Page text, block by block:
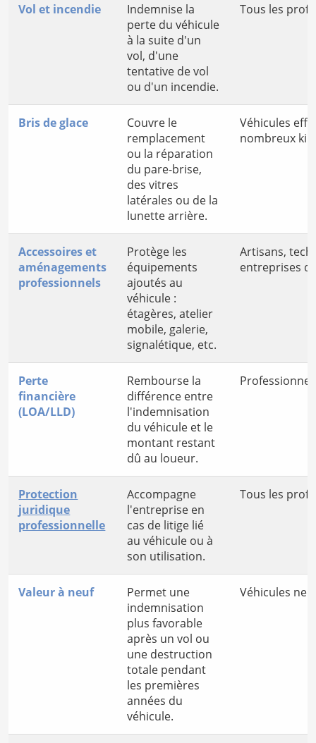
Vol et incendie
Indemnise la
perte du véhicule
à la suite d'un
vol, d'une
tentative de vol
ou d'un incendie.
Tous les
Bris de glace
Couvre le
remplacement
ou la réparation
du pare-brise,
des vitres
latérales ou de la
lunette arrière.
Véhicules
nombreux
Accessoires et
aménagements
professionnels
Protège les
équipements
ajoutés au
véhicule :
étagères, atelier
mobile, galerie,
signalétique, etc.
Artisans,
entreprises
Perte
financière
(LOA/LLD)
Rembourse la
différence entre
l'indemnisation
du véhicule et le
montant restant
dû au loueur.
Protection
juridique
professionnelle
Accompagne
l'entreprise en
cas de litige lié
au véhicule ou à
son utilisation.
Tous les
Valeur à neuf
Permet une
indemnisation
plus favorable
après un vol ou
une destruction
totale pendant
les premières
années du
véhicule.
Véhicules